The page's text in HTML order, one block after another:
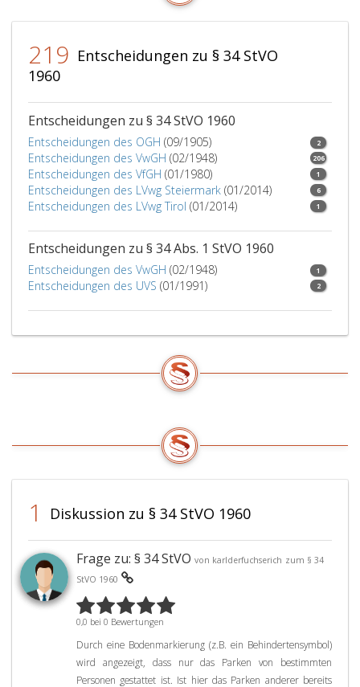
219 Entscheidungen zu § 34 StVO
1960
Entscheidungen zu § 34 StVO 1960
Entscheidungen des OGH (09/1905) 2
Entscheidungen des VwGH (02/1948) 206
Entscheidungen des VfGH (01/1980) 1
Entscheidungen des LVwg Steiermark (01/2014) 6
Entscheidungen des LVwg Tirol (01/2014) 1
Entscheidungen zu § 34 Abs. 1 StVO 1960
Entscheidungen des VwGH (02/1948) 1
Entscheidungen des UVS (01/1991) 2
1 Diskussion zu § 34 StVO 1960
Frage zu: § 34 StVO von karlderfuchserich zum § 34
StVO 1960
0,0 bei 0 Bewertungen
Durch eine Bodenmarkierung (z.B. ein Behindertensymbol)
wird angezeigt, dass nur das Parken von bestimmten
Personen gestattet ist. Ist hier das Parken anderer bereits